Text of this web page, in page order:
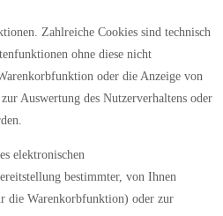
Zahlreiche Cookies sind technisch
ohne diese nicht
oder die Anzeige von
Auswertung des Nutzerverhaltens oder
elektronischen
bestimmter, von Ihnen
die Warenkorbfunktion) oder zur